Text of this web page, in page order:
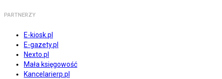
PARTNERZY
E-kiosk.pl
E-gazety.pl
Nexto.pl
Mała księgowość
Kancelarierp.pl